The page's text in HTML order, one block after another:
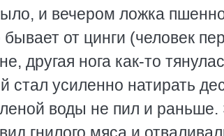
и вечером ложка
от цинги (человек
другая нога как-то
стал усиленно натирать
воды не пил и раньше.